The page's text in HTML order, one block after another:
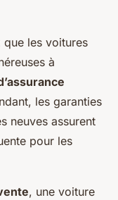
que les voitures
à
les garanties
neuves assurent
pour les
, une voiture